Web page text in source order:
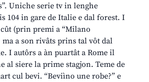
Uniche serie tv in lenghe
104 in gare de Italie e dal forest. I
(prin premi a “Milano
a son rivâts prins tal vôt dal
I autôrs a àn puartât a Rome il
al siere la prime stagjon. Teme de
cul bevi. “Beviìno une robe?” e